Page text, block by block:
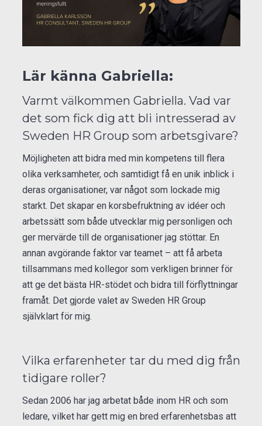
Lär känna Gabriella:
Varmt välkommen Gabriella. Vad var
det som fick dig att bli intresserad av
Sweden HR Group som arbetsgivare?
Möjligheten att bidra med min kompetens till flera
olika verksamheter, och samtidigt få en unik inblick i
deras organisationer, var något som lockade mig
starkt. Det skapar en korsbefruktning av idéer och
arbetssätt som både utvecklar mig personligen och
ger mervärde till de organisationer jag stöttar. En
annan avgörande faktor var teamet – att få arbeta
tillsammans med kollegor som verkligen brinner för
att ge det bästa HR-stödet och bidra till förflyttningar
framåt. Det gjorde valet av Sweden HR Group
självklart för mig.
Vilka erfarenheter tar du med dig från
tidigare roller?
Sedan 2006 har jag arbetat både inom HR och som
ledare, vilket har gett mig en bred erfarenhetsbas att